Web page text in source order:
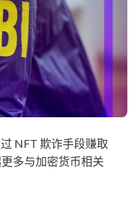
NFT 欺诈手段赚取
多与加密货币相关